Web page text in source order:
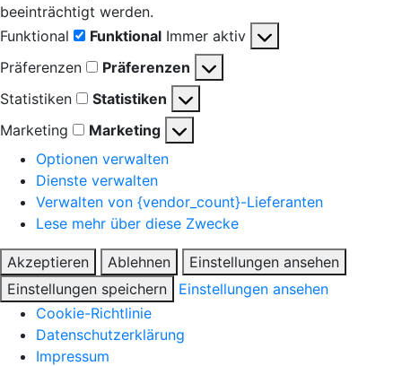
beeinträchtigt werden.
Funktional
Funktional Immer aktiv
Präferenzen
Präferenzen
Statistiken
Statistiken
Marketing
Marketing
Optionen verwalten
Dienste verwalten
Verwalten von {vendor_count}-Lieferanten
Lese mehr über diese Zwecke
Akzeptieren Ablehnen
Einstellungen ansehen
Einstellungen speichern
Einstellungen ansehen
Cookie-Richtlinie
Datenschutzerklärung
Impressum